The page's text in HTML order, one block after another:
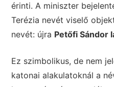
érinti. A miniszter
Terézia nevét viselő
nevét: újra Petőfi Sándor
Ez szimbolikus, de nem
katonai alakulatoknál a